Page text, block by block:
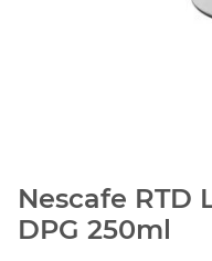
Nescafe RTD
DPG 250ml